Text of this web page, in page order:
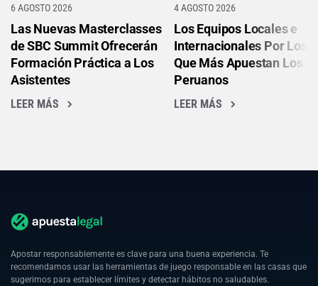
6 AGOSTO 2026
Las Nuevas Masterclasses
de SBC Summit Ofrecerán
Formación Práctica a Los
Asistentes
LEER MÁS
4 AGOSTO 2026
Los Equipos Locales e
Internacionales Por Los
Que Más Apuestan Los
Peruanos
LEER MÁS
Apostar responsablemente es clave para una buena experiencia. Te
recomendamos usar las herramientas de juego responsable en las casas que
sugerimos para establecer límites y detectar hábitos no saludables.